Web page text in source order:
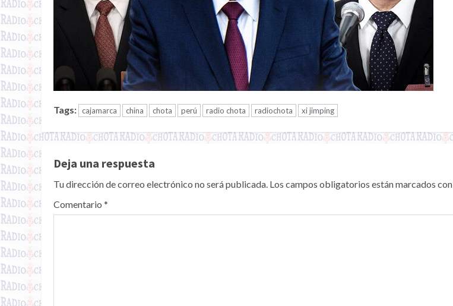
Tags: cajamarca china chota perú radio chota radiochota xi jimping
Deja una respuesta
Tu dirección de correo electrónico no será publicada. Los campos obligatorios están marcados con
Comentario *